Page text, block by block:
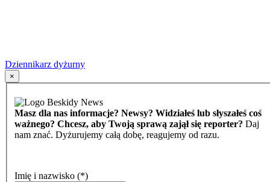
Dziennikarz dyżurny
×
Masz dla nas informacje? Newsy? Widziałeś lub słyszałeś coś
ważnego? Chcesz, aby Twoją sprawą zajął się reporter? Daj
nam znać. Dyżurujemy całą dobę, reagujemy od razu.
Imię i nazwisko (*)